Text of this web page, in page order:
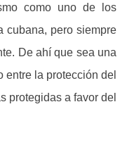
como uno de los
cubana, pero siempre
De ahí que sea una
la protección del
protegidas a favor del